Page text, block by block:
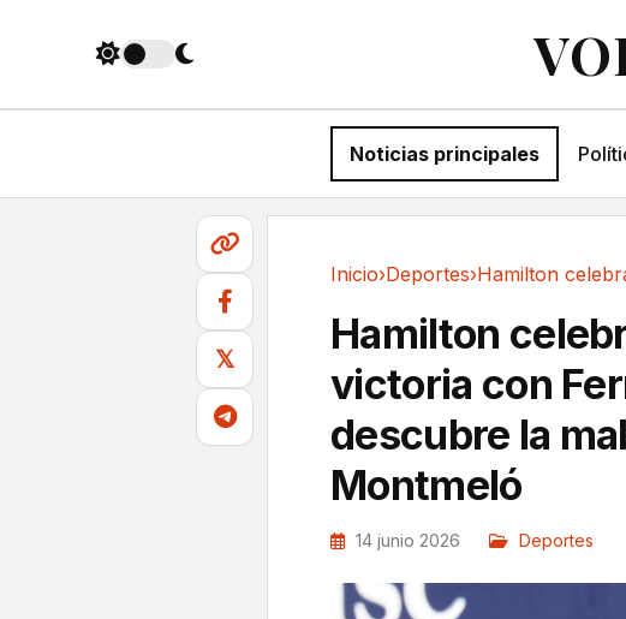
Noticias principales
𝕏
Inicio›Deportes›
Hamilton
victoria con
descubre la
Montmeló
14 junio 2026 Deportes